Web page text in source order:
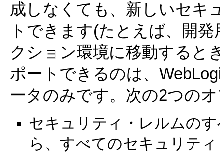
成しなくても、新しいセキ
トできます(たとえば、開
クション環境に移動すると
ポートできるのは、
ータのみです。次の2つの
セキュリティ・レルムの
ら、すべてのセキュリテ